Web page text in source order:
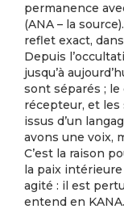
permanence
(ANA – la
reflet exact,
Depuis
jusqu’à
sont séparés ; le
récepteur, et
issus d’un
avons une voix,
C’est la raison
la paix
agité : il est
entend en